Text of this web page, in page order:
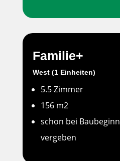
Familie+
West (1 Einheiten)
5.5 Zimmer
156 m2
schon bei Baubeginn
vergeben